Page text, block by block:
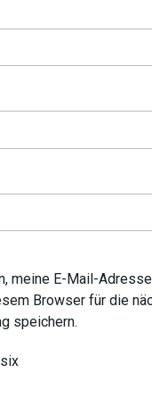
meine E-Mail-
Browser für die
speichern.
six